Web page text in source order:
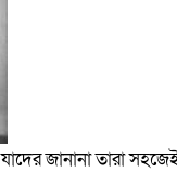
জানানা তারা